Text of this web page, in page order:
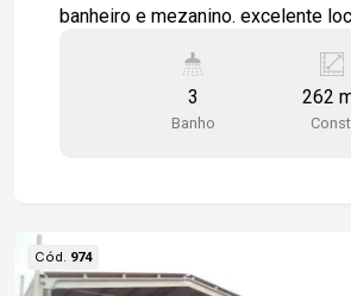
banheiro e mezanino. excelente
Gostaria de saber mais
3
Banho
262
Const.
Cód. 974